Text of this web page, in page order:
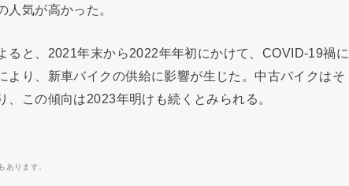
気が高かった。
ると、2021年末から2022年年初にかけて、COVID-19禍に
より、新車バイクの供給に影響が生じた。中古バイクはそ
この傾向は2023年明けも続くとみられる。
ります。